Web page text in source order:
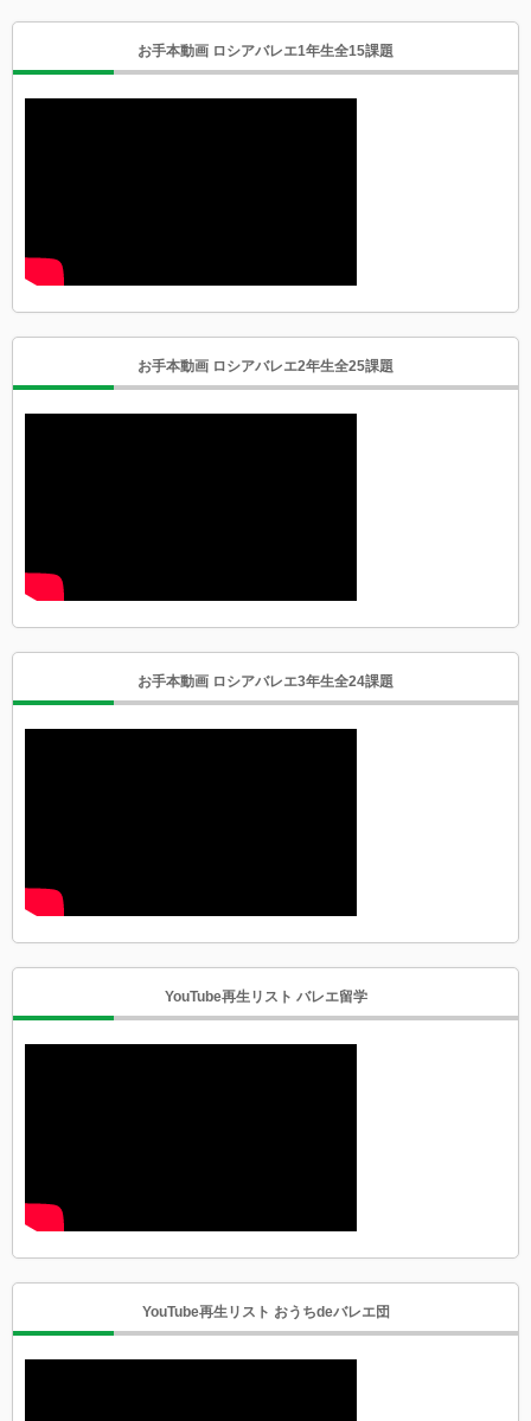
お手本動画 ロシアバレエ1年生全15課題
お手本動画 ロシアバレエ2年生全25課題
お手本動画 ロシアバレエ3年生全24課題
YouTube再生リスト バレエ留学
YouTube再生リスト おうちdeバレエ団